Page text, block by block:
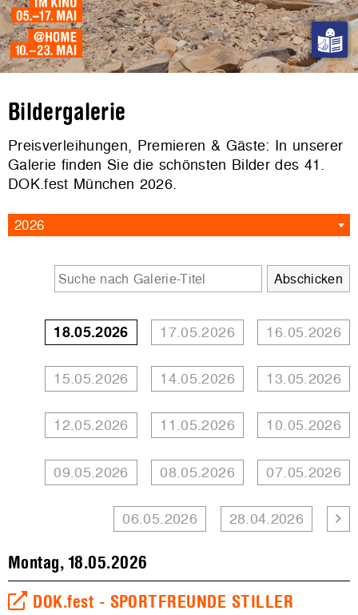
Bildergalerie
Preisverleihungen, Premieren & Gäste: In unserer
Galerie finden Sie die schönsten Bilder des 41.
DOK.fest München 2026.
2026
18.05.2026 17.05.2026 16.05.2026
15.05.2026 14.05.2026 13.05.2026
12.05.2026 11.05.2026 10.05.2026
09.05.2026 08.05.2026 07.05.2026
06.05.2026 28.04.2026
Montag, 18.05.2026
DOK.fest - SPORTFREUNDE STILLER